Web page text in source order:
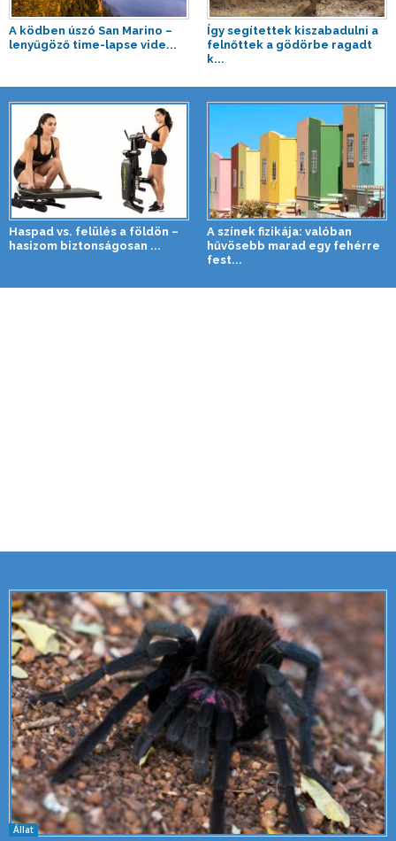
A ködben úszó San Marino –
lenyűgöző time-lapse vide...
Így segítettek kiszabadulni a
felnőttek a gödörbe ragadt
k...
Haspad vs. felülés a földön –
hasizom biztonságosan ...
A színek fizikája: valóban
hűvösebb marad egy fehérre
fest...
Állat